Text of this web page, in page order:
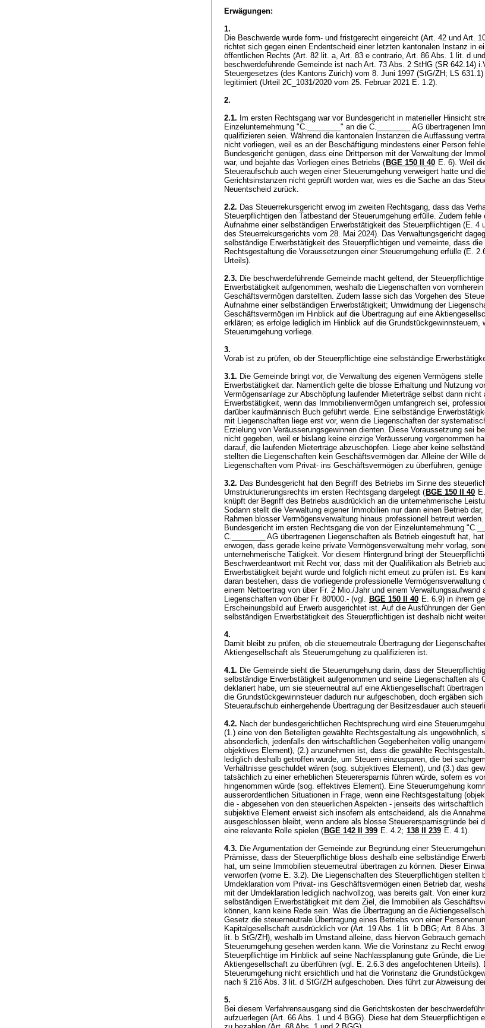
Erwägungen:
1.
Die Beschwerde wurde form- und fristgerecht eingereicht (Art. 42 und Art.
richtet sich gegen einen Endentscheid einer letzten kantonalen Instanz in
öffentlichen Rechts (Art. 82 lit. a, Art. 83 e contrario, Art. 86 Abs. 1 lit. d und
beschwerdeführende Gemeinde ist nach Art. 73 Abs. 2 StHG (SR 642.14)
Steuergesetzes (des Kantons Zürich) vom 8. Juni 1997 (StG/ZH; LS
legitimiert (Urteil 2C_1031/2020 vom 25. Februar 2021 E. 1.2).
2.
2.1. Im ersten Rechtsgang war vor Bundesgericht in materieller Hinsicht
Einzelunternehmung "C.________" an die C.________ AG übertragenen
qualifizieren seien. Während die kantonalen Instanzen die Auffassung
nicht vorliegen, weil es an der Beschäftigung mindestens einer Person
Bundesgericht genügen, dass eine Drittperson mit der Verwaltung der
war, und bejahte das Vorliegen eines Betriebs ( BGE 150 II 40 E. 6). Weil
Steueraufschub auch wegen einer Steuerumgehung verweigert hatte und
Gerichtsinstanzen nicht geprüft worden war, wies es die Sache an das
Neuentscheid zurück.
2.2. Das Steuerrekursgericht erwog im zweiten Rechtsgang, dass das
Steuerpflichtigen den Tatbestand der Steuerumgehung erfülle. Zudem fehle
Aufnahme einer selbständigen Erwerbstätigkeit des Steuerpflichtigen (E. 4
des Steuerrekursgerichts vom 28. Mai 2024). Das Verwaltungsgericht
selbständige Erwerbstätigkeit des Steuerpflichtigen und verneinte, dass die
Rechtsgestaltung die Voraussetzungen einer Steuerumgehung erfülle (E.
Urteils).
2.3. Die beschwerdeführende Gemeinde macht geltend, der
Erwerbstätigkeit aufgenommen, weshalb die Liegenschaften von
Geschäftsvermögen darstellten. Zudem lasse sich das Vorgehen des
Aufnahme einer selbständigen Erwerbstätigkeit; Umwidmung der
Geschäftsvermögen im Hinblick auf die Übertragung auf eine
erklären; es erfolge lediglich im Hinblick auf die Grundstückgewinnsteuern,
Steuerumgehung vorliege.
3.
Vorab ist zu prüfen, ob der Steuerpflichtige eine selbständige
3.1. Die Gemeinde bringt vor, die Verwaltung des eigenen Vermögens
Erwerbstätigkeit dar. Namentlich gelte die blosse Erhaltung und Nutzung
Vermögensanlage zur Abschöpfung laufender Mieterträge selbst dann nicht
Erwerbstätigkeit, wenn das Immobilienvermögen umfangreich sei,
darüber kaufmännisch Buch geführt werde. Eine selbständige
mit Liegenschaften liege erst vor, wenn die Liegenschaften der
Erzielung von Veräusserungsgewinnen dienten. Diese Voraussetzung sei
nicht gegeben, weil er bislang keine einzige Veräusserung vorgenommen
darauf, die laufenden Mieterträge abzuschöpfen. Liege aber keine
stellten die Liegenschaften kein Geschäftsvermögen dar. Alleine der Wille
Liegenschaften vom Privat- ins Geschäftsvermögen zu überführen, genüge
3.2. Das Bundesgericht hat den Begriff des Betriebs im Sinne des
Umstrukturierungsrechts im ersten Rechtsgang dargelegt ( BGE 150 II 40
knüpft der Begriff des Betriebs ausdrücklich an die unternehmerische
Sodann stellt die Verwaltung eigener Immobilien nur dann einen Betrieb
Rahmen blosser Vermögensverwaltung hinaus professionell betreut
Bundesgericht im ersten Rechtsgang die von der Einzelunternehmung
C.________ AG übertragenen Liegenschaften als Betrieb eingestuft hat,
erwogen, dass gerade keine private Vermögensverwaltung mehr vorlag,
unternehmerische Tätigkeit. Vor diesem Hintergrund bringt der
Beschwerdeantwort mit Recht vor, dass mit der Qualifikation als Betrieb
Erwerbstätigkeit bejaht wurde und folglich nicht erneut zu prüfen ist. Es
daran bestehen, dass die vorliegende professionelle Vermögensverwaltung
einem Nettoertrag von über Fr. 2 Mio./Jahr und einem Verwaltungsaufwand
Liegenschaften von über Fr. 80'000.- (vgl. BGE 150 II 40 E. 6.9) in ihrem
Erscheinungsbild auf Erwerb ausgerichtet ist. Auf die Ausführungen der
selbständigen Erwerbstätigkeit des Steuerpflichtigen ist deshalb nicht
4.
Damit bleibt zu prüfen, ob die steuerneutrale Übertragung der
Aktiengesellschaft als Steuerumgehung zu qualifizieren ist.
4.1. Die Gemeinde sieht die Steuerumgehung darin, dass der
selbständige Erwerbstätigkeit aufgenommen und seine Liegenschaften als
deklariert habe, um sie steuerneutral auf eine Aktiengesellschaft
die Grundstückgewinnsteuer dadurch nur aufgeschoben, doch ergäben
Steueraufschub einhergehende Übertragung der Besitzesdauer auch
4.2. Nach der bundesgerichtlichen Rechtsprechung wird eine
(1.) eine von den Beteiligten gewählte Rechtsgestaltung als ungewöhnlich,
absonderlich, jedenfalls den wirtschaftlichen Gegebenheiten völlig
objektives Element), (2.) anzunehmen ist, dass die gewählte
lediglich deshalb getroffen wurde, um Steuern einzusparen, die bei
Verhältnisse geschuldet wären (sog. subjektives Element), und (3.) das
tatsächlich zu einer erheblichen Steuerersparnis führen würde, sofern es
hingenommen würde (sog. effektives Element). Eine Steuerumgehung
ausserordentlichen Situationen in Frage, wenn eine Rechtsgestaltung
die - abgesehen von den steuerlichen Aspekten - jenseits des
subjektive Element erweist sich insofern als entscheidend, als die
ausgeschlossen bleibt, wenn andere als blosse Steuerersparnisgründe bei
eine relevante Rolle spielen ( BGE 142 II 399 E. 4.2; 138 II 239 E. 4.1).
4.3. Die Argumentation der Gemeinde zur Begründung einer
Prämisse, dass der Steuerpflichtige bloss deshalb eine selbständige
hat, um seine Immobilien steuerneutral übertragen zu können. Dieser
verworfen (vorne E. 3.2). Die Liegenschaften des Steuerpflichtigen stellten
Umdeklaration vom Privat- ins Geschäftsvermögen einen Betrieb dar,
mit der Umdeklaration lediglich nachvollzog, was bereits galt. Von einer
selbständigen Erwerbstätigkeit mit dem Ziel, die Immobilien als
können, kann keine Rede sein. Was die Übertragung an die
Gesetz die steuerneutrale Übertragung eines Betriebs von einer
Kapitalgesellschaft ausdrücklich vor (Art. 19 Abs. 1 lit. b DBG; Art. 8 Abs.
lit. b StG/ZH), weshalb im Umstand alleine, dass hiervon Gebrauch
Steuerumgehung gesehen werden kann. Wie die Vorinstanz zu Recht
Steuerpflichtige im Hinblick auf seine Nachlassplanung gute Gründe, die
Aktiengesellschaft zu überführen (vgl. E. 2.6.3 des angefochtenen Urteils).
Steuerumgehung nicht ersichtlich und hat die Vorinstanz die
nach § 216 Abs. 3 lit. d StG/ZH aufgeschoben. Dies führt zur Abweisung
5.
Bei diesem Verfahrensausgang sind die Gerichtskosten der
aufzuerlegen (Art. 66 Abs. 1 und 4 BGG). Diese hat dem Steuerpflichtigen